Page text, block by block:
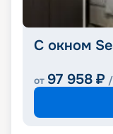
С окном
от 97 958 ₽